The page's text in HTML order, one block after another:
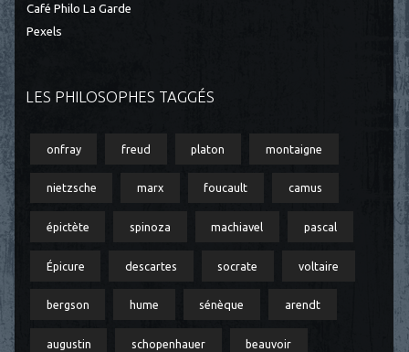
Café Philo La Garde
Pexels
LES PHILOSOPHES TAGGÉS
onfray freud platon montaigne
nietzsche marx foucault camus
épictète spinoza machiavel pascal
Épicure descartes socrate voltaire
bergson hume sénèque arendt
augustin schopenhauer beauvoir